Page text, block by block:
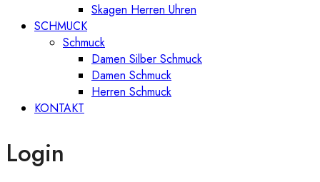
Skagen Herren Uhren
SCHMUCK
Schmuck
Damen Silber Schmuck
Damen Schmuck
Herren Schmuck
KONTAKT
Login